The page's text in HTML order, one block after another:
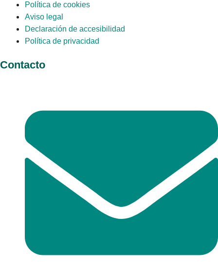
Política de cookies
Aviso legal
Declaración de accesibilidad
Política de privacidad
Contacto